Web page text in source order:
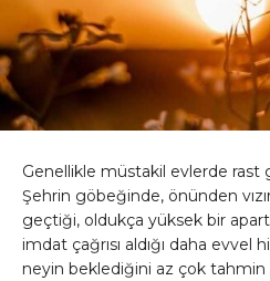
Genellikle müstakil evlerde rast
Şehrin göbeğinde, önünden vızır
geçtiği, oldukça yüksek bir
imdat çağrısı aldığı daha evvel
neyin beklediğini az çok